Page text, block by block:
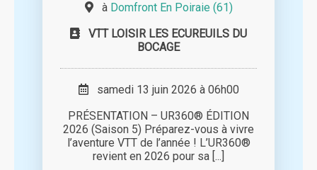
à Domfront En Poiraie (61)
VTT LOISIR LES ECUREUILS DU
BOCAGE
samedi 13 juin 2026 à 06h00
PRÉSENTATION – UR360® ÉDITION
2026 (Saison 5) Préparez-vous à vivre
l’aventure VTT de l’année ! L’UR360®
revient en 2026 pour sa [...]